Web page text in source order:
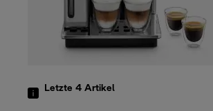
Letzte 4 Artikel